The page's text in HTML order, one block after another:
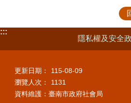
:::
隱私權及安全
更新日期：
115-08-09
瀏覽人次：
1131
資料維護：臺南市政府社會局